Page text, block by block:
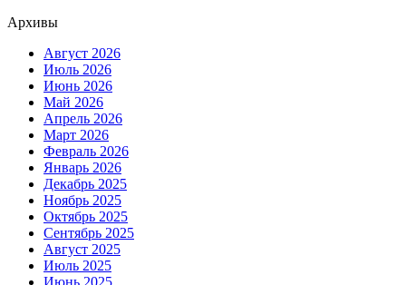
Архивы
Август 2026
Июль 2026
Июнь 2026
Май 2026
Апрель 2026
Март 2026
Февраль 2026
Январь 2026
Декабрь 2025
Ноябрь 2025
Октябрь 2025
Сентябрь 2025
Август 2025
Июль 2025
Июнь 2025